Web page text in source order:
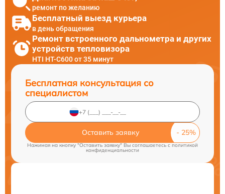
ремонт по желанию
Бесплатный выезд курьера
в день обращения
Ремонт встроенного дальнометра и других
устройств тепловизора
HTI HT-C600 от 35 минут
Бесплатная консультация со
специалистом
Оставить заявку
Нажимая на кнопку "Оставить заявку" Вы соглашаетесь cполитикой
конфиденциальности